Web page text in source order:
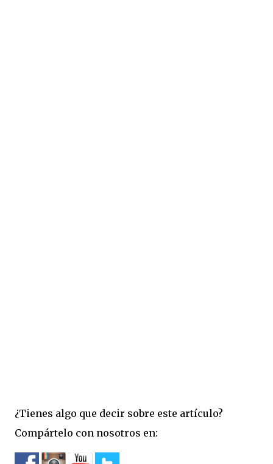
¿Tienes algo que decir sobre este artículo?
Compártelo con nosotros en: